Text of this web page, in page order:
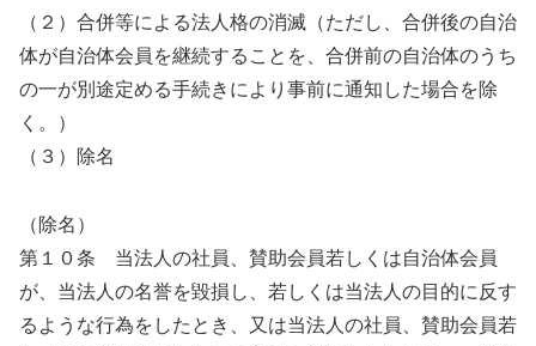
（２）合併等による法人格の消滅（ただし、合併後の自治
体が自治体会員を継続することを、合併前の自治体のうち
の一が別途定める手続きにより事前に通知した場合を除
く。）
（３）除名
（除名）
第１０条 当法人の社員、賛助会員若しくは自治体会員
が、当法人の名誉を毀損し、若しくは当法人の目的に反す
るような行為をしたとき、又は当法人の社員、賛助会員若